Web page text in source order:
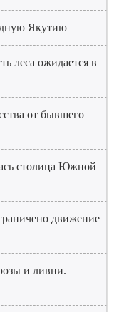
Якутию
леса ожидается в
от бывшего
столица Южной
движение
и ливни.